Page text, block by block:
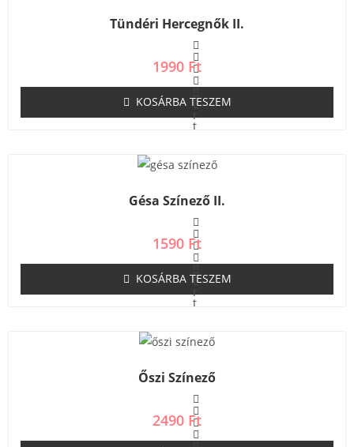
:
0
/
5
Tündéri Hercegnők II.
É
r
t
e
l
:
0
/
5
1990 Ft
KOSÁRBA TESZEM
Gésa Színező II.
É
r
t
e
l
:
0
/
5
1590 Ft
KOSÁRBA TESZEM
Őszi Színező
2490 Ft